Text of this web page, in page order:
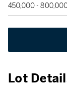
450,000 -
Lot